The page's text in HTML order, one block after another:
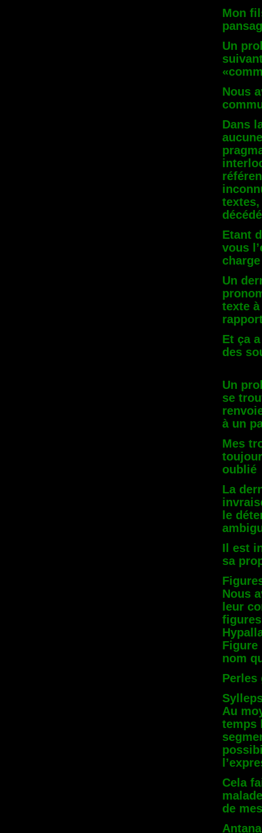
Mon
Un
Nous
Dans
Etant
vous
charge
Un
texte
Et ça
des
Un
se
à un
Mes
oublié
La
le
Il est
sa
Nous
leur
Figure
nom
Perles
Au
temps
Cela
de